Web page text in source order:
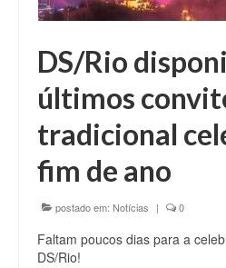
DS/Rio
últimos
tradicional
fim de ano
postado em: Notícias | 0
Faltam poucos dias para a
DS/Rio!